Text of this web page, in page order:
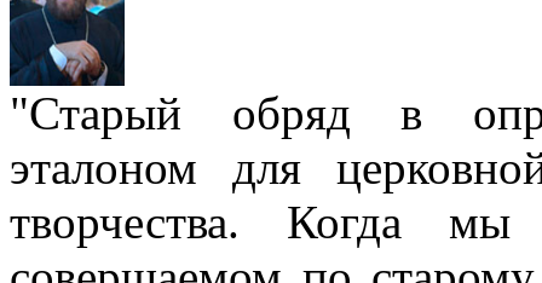
"Старый обряд в
эталоном для
творчества. Когда мы